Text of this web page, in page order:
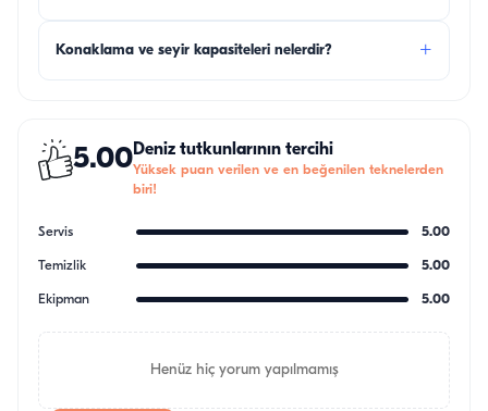
Konaklama ve seyir kapasiteleri nelerdir? +
5.00Deniz tutkunlarının tercihi
Yüksek puan verilen ve en beğenilen teknelerden
biri!
Servis 5.00
Temizlik 5.00
Ekipman 5.00
Henüz hiç yorum yapılmamış